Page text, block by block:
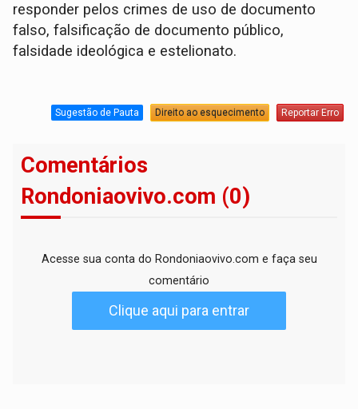
responder pelos crimes de uso de documento
falso, falsificação de documento público,
falsidade ideológica e estelionato.
Sugestão de Pauta Direito ao esquecimento Reportar Erro
Comentários
Rondoniaovivo.com (0)
Acesse sua conta do Rondoniaovivo.com e faça seu
comentário
Clique aqui para entrar